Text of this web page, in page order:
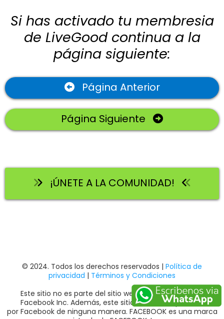
Si has activado tu membresia
de LiveGood continua a la
página siguiente:
Página Anterior
Página Siguiente
¡ÚNETE A LA COMUNIDAD!
© 2024. Todos los derechos reservados | Política de
privacidad | Términos y Condiciones
Este sitio no es parte del sitio web de Facebook ni de
Facebook Inc. Además, este sitio no está respaldado
por Facebook de ninguna manera. FACEBOOK es una marca